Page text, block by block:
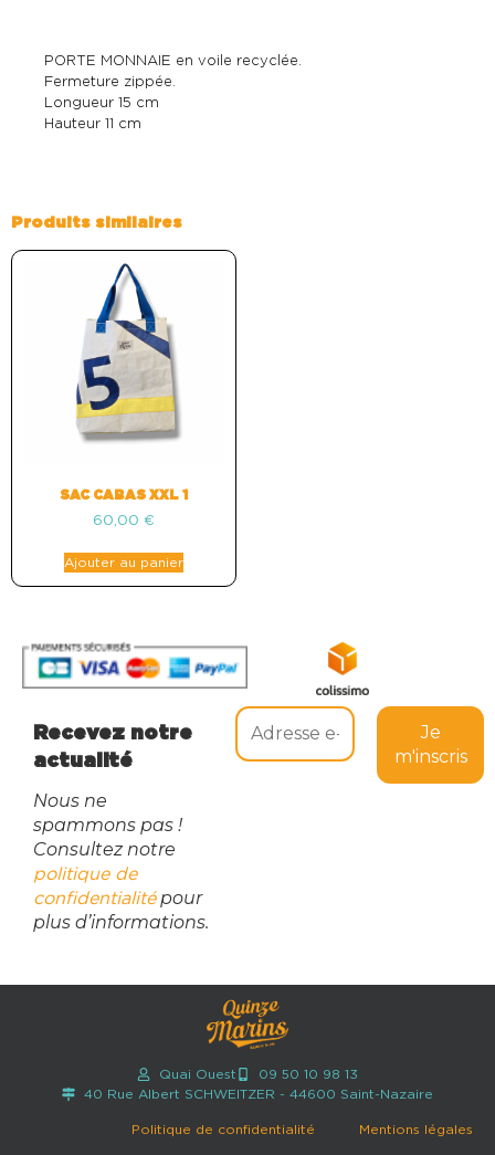
PORTE MONNAIE en voile recyclée.
Fermeture zippée.
Longueur 15 cm
Hauteur 11 cm
Produits similaires
SAC CABAS XXL 1
60,00 €
Ajouter au panier
Recevez notre
actualité
Nous ne
spammons pas !
Consultez notre
politique de
confidentialitépour
plus d’informations.
Quai Ouest
09 50 10 98 13
40 Rue Albert SCHWEITZER - 44600 Saint-Nazaire
Politique de confidentialité Mentions légales